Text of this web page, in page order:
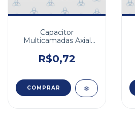
Capacitor
Multicamadas Axial
R$0,72